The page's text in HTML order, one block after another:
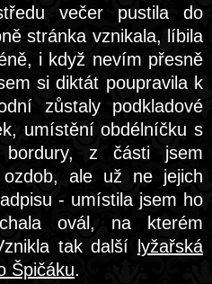
večer pustila do
stránka vznikala, líbila
i když nevím přesně
si diktát poupravila k
zůstaly podkladové
umístění obdélníčku s
bordury, z části jsem
ale už ne jejich
- umístila jsem ho
ovál, na kterém
tak další
lyžařská
Špičáku.